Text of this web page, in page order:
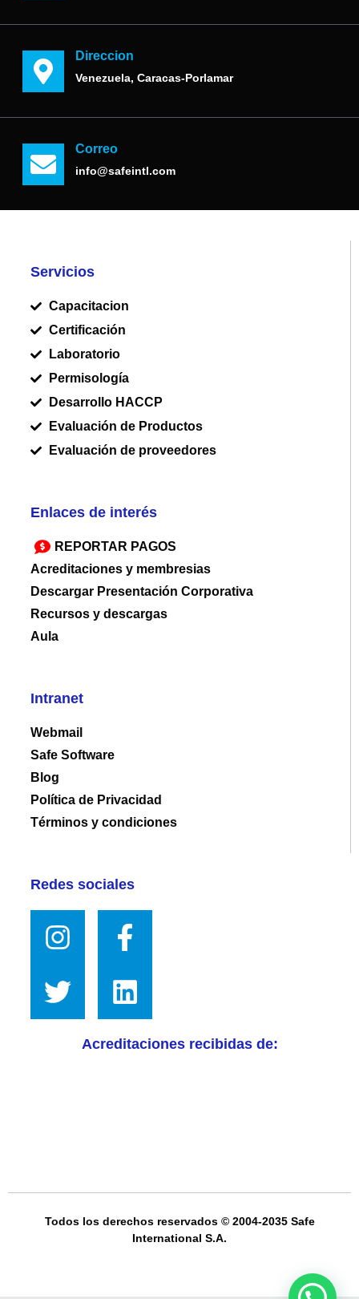
Direccion
Venezuela, Caracas-Porlamar
Correo
info@safeintl.com
Servicios
Capacitacion
Certificación
Laboratorio
Permisología
Desarrollo HACCP
Evaluación de Productos
Evaluación de proveedores
Enlaces de interés
REPORTAR PAGOS
Acreditaciones y membresias
Descargar Presentación Corporativa
Recursos y descargas
Aula
Intranet
Webmail
Safe Software
Blog
Política de Privacidad
Términos y condiciones
Redes sociales
Acreditaciones recibidas de:
Todos los derechos reservados © 2004-2035 Safe
International S.A.